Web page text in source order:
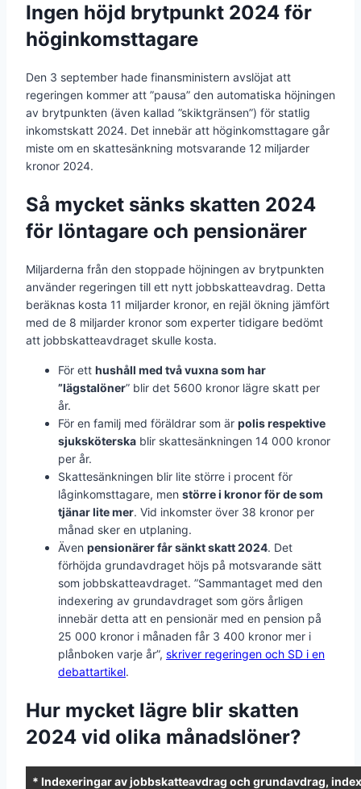
Ingen höjd brytpunkt 2024 för
höginkomsttagare
Den 3 september hade finansministern avslöjat att
regeringen kommer att ”pausa” den automatiska höjningen
av brytpunkten (även kallad ”skiktgränsen”) för statlig
inkomstskatt 2024. Det innebär att höginkomsttagare går
miste om en skattesänkning motsvarande 12 miljarder
kronor 2024.
Så mycket sänks skatten 2024
för löntagare och pensionärer
Miljarderna från den stoppade höjningen av brytpunkten
använder regeringen till ett nytt jobbskatteavdrag. Detta
beräknas kosta 11 miljarder kronor, en rejäl ökning jämfört
med de 8 miljarder kronor som experter tidigare bedömt
att jobbskatteavdraget skulle kosta.
För ett hushåll med två vuxna som har
”lägstalöner” blir det 5600 kronor lägre skatt per
år.
För en familj med föräldrar som är polis respektive
sjuksköterska blir skattesänkningen 14 000 kronor
per år.
Skattesänkningen blir lite större i procent för
låginkomsttagare, men större i kronor för de som
tjänar lite mer. Vid inkomster över 38 kronor per
månad sker en utplaning.
Även pensionärer får sänkt skatt 2024. Det
förhöjda grundavdraget höjs på motsvarande sätt
som jobbskatteavdraget. ”Sammantaget med den
indexering av grundavdraget som görs årligen
innebär detta att en pensionär med en pension på
25 000 kronor i månaden får 3 400 kronor mer i
plånboken varje år”, skriver regeringen och SD i en
debattartikel.
Hur mycket lägre blir skatten
2024 vid olika månadslöner?
* Indexeringar av jobbskatteavdrag och grundavdrag,